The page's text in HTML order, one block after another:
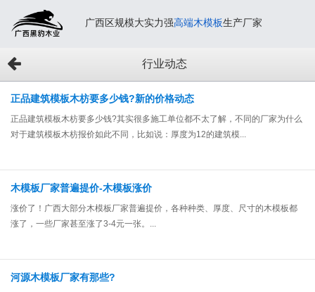
广西区规模大实力强高端木模板生产厂家
行业动态
正品建筑模板木枋要多少钱?新的价格动态
正品建筑模板木枋要多少钱?其实很多施工单位都不太了解，不同的厂家为什么
对于建筑模板木枋报价如此不同，比如说：厚度为12的建筑模...
木模板厂家普遍提价-木模板涨价
涨价了！广西大部分木模板厂家普遍提价，各种种类、厚度、尺寸的木模板都
涨了，一些厂家甚至涨了3-4元一张。...
河源木模板厂家有那些?